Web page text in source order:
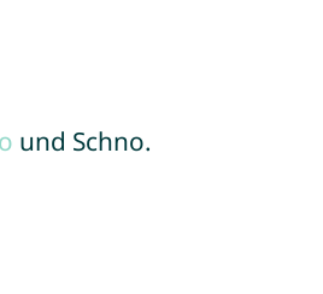
und Schno.